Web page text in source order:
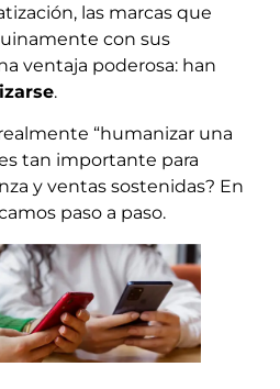
las marcas que
con sus
ventaja poderosa: han
.
“humanizar una
tan importante para
y ventas sostenidas? En
paso a paso.